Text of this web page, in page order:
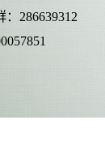
：286639312